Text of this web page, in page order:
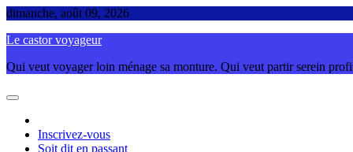
Skip
content
dimanche, août 09, 2026
Le castor voyageur
Qui veut voyager loin ménage sa monture. Qui veut partir serein
Inscrivez-vous
Soit dit en passant